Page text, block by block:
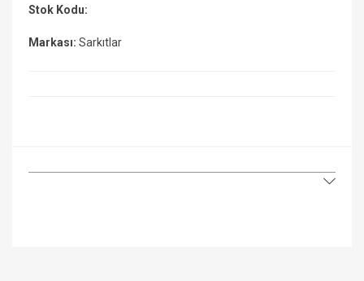
Stok Kodu:
Markası: Sarkıtlar